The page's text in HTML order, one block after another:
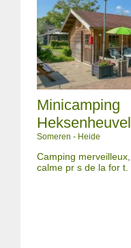
Minicamping
Heksenheuvel
Someren - Heide
Camping
calme pr s de la for t.